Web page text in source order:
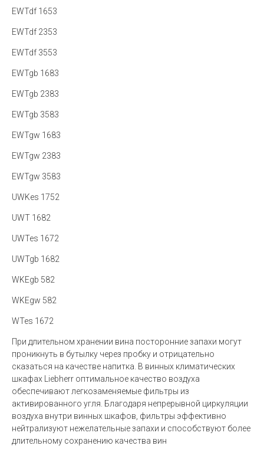
EWTdf 1653
EWTdf 2353
EWTdf 3553
EWTgb 1683
EWTgb 2383
EWTgb 3583
EWTgw 1683
EWTgw 2383
EWTgw 3583
UWKes 1752
UWT 1682
UWTes 1672
UWTgb 1682
WKEgb 582
WKEgw 582
WTes 1672
При длительном хранении вина посторонние запахи могут
проникнуть в бутылку через пробку и отрицательно
сказаться на качестве напитка. В винных климатических
шкафах Liebherr оптимальное качество воздуха
обеспечивают легкозаменяемые фильтры из
активированного угля. Благодаря непрерывной циркуляции
воздуха внутри винных шкафов, фильтры эффективно
нейтрализуют нежелательные запахи и способствуют более
длительному сохранению качества вин